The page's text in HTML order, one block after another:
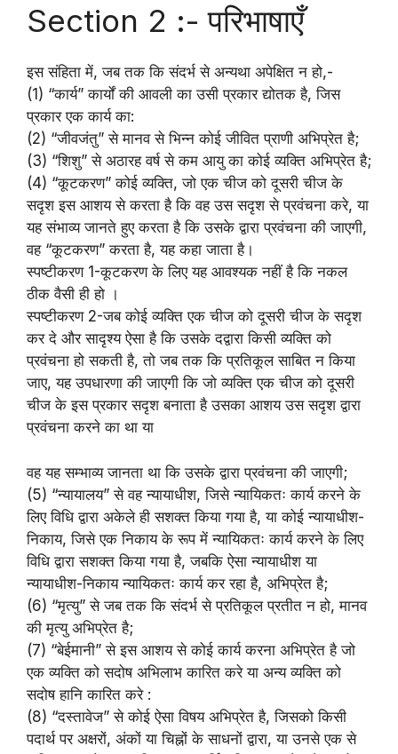
Section 2 :- परिभाषाएँ
इस संहिता में, जब तक कि संदर्भ से अन्यथा अपेक्षित न हो,-
(1) “कार्य” कार्यों की आवली का उसी प्रकार द्योतक है, जिस
प्रकार एक कार्य का:
(2) “जीवजंतु” से मानव से भिन्न कोई जीवित प्राणी अभिप्रेत है;
(3) “शिशु” से अठारह वर्ष से कम आयु का कोई व्यक्ति अभिप्रेत है;
(4) “कूटकरण” कोई व्यक्ति, जो एक चीज को दूसरी चीज के
सदृश इस आशय से करता है कि वह उस सदृश से प्रवंचना करे, या
यह संभाव्य जानते हुए करता है कि उसके द्वारा प्रवंचना की जाएगी,
वह “कूटकरण” करता है, यह कहा जाता है।
स्पष्टीकरण 1-कूटकरण के लिए यह आवश्यक नहीं है कि नकल
ठीक वैसी ही हो ।
स्पष्टीकरण 2-जब कोई व्यक्ति एक चीज को दूसरी चीज के सदृश
कर दे और सादृश्य ऐसा है कि उसके दद्वारा किसी व्यक्ति को
प्रवंचना हो सकती है, तो जब तक कि प्रतिकूल साबित न किया
जाए, यह उपधारणा की जाएगी कि जो व्यक्ति एक चीज को दूसरी
चीज के इस प्रकार सदृश बनाता है उसका आशय उस सदृश द्वारा
प्रवंचना करने का था या
वह यह सम्भाव्य जानता था कि उसके द्वारा प्रवंचना की जाएगी;
(5) “न्यायालय” से वह न्यायाधीश, जिसे न्यायिकतः कार्य करने के
लिए विधि द्वारा अकेले ही सशक्त किया गया है, या कोई न्यायाधीश-
निकाय, जिसे एक निकाय के रूप में न्यायिकतः कार्य करने के लिए
विधि द्वारा सशक्त किया गया है, जबकि ऐसा न्यायाधीश या
न्यायाधीश-निकाय न्यायिकतः कार्य कर रहा है, अभिप्रेत है;
(6) “मृत्यु” से जब तक कि संदर्भ से प्रतिकूल प्रतीत न हो, मानव
की मृत्यु अभिप्रेत है;
(7) “बेईमानी” से इस आशय से कोई कार्य करना अभिप्रेत है जो
एक व्यक्ति को सदोष अभिलाभ कारित करे या अन्य व्यक्ति को
सदोष हानि कारित करे :
(8) “दस्तावेज” से कोई ऐसा विषय अभिप्रेत है, जिसको किसी
पदार्थ पर अक्षरों, अंकों या चिह्नों के साधनों द्वारा, या उनसे एक से